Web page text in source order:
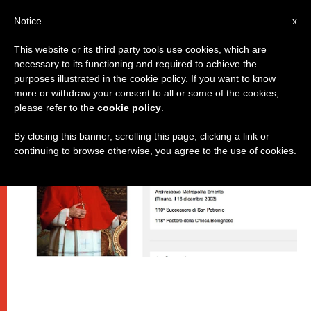
DICASTERI
x
Notice
This website or its third party tools use cookies, which are
necessary to its functioning and required to achieve the
purposes illustrated in the cookie policy. If you want to know
more or withdraw your consent to all or some of the cookies,
please refer to the cookie policy
By closing this banner, scrolling this page, clicking a link or
continuing to browse otherwise, you agree to the use of cookies.